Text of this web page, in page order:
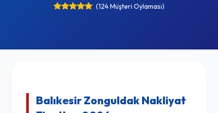
(124 Müşteri Oylaması)
Balıkesir Zonguldak Nakliyat